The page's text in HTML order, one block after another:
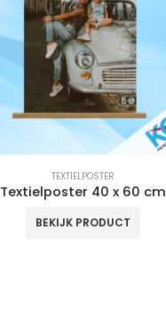
TEXTIELPOSTER
Textielposter 40 x 60 cm
BEKIJK PRODUCT